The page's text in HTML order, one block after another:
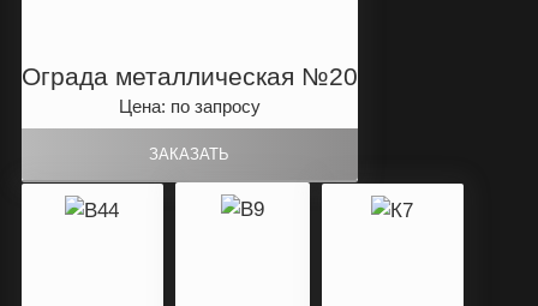
Ограда металлическая №20
Цена: по запросу